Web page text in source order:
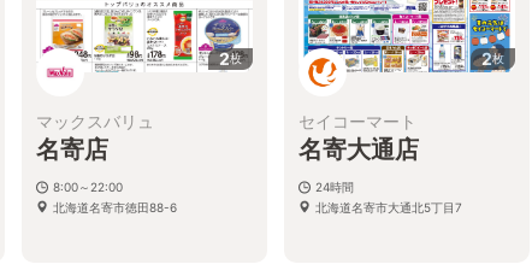
2枚
マックスバリュ
名寄店
8:00～22:00
北海道名寄市徳田88-6
2枚
セイコーマート
名寄大通店
24時間
北海道名寄市大通北5丁目7